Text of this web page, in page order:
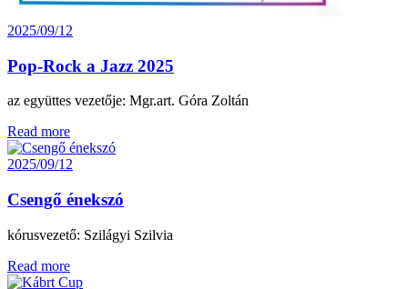
2025/09/12
Pop-Rock a Jazz 2025
az együttes vezetője: Mgr.art. Góra Zoltán
Read more
2025/09/12
Csengő énekszó
kórusvezető: Szilágyi Szilvia
Read more